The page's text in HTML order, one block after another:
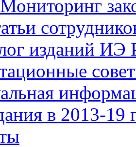
Мониторинг
изданий ИЭ
в 2013-19